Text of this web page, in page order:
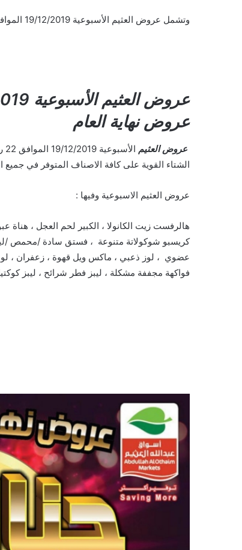
وتشمل عروض العثيم الأسبوعية 19/12/2019 الموافق 22 ربيع الاخر 1441 عروض نهاية العام على السلع والمنتجات التالية :
عروض نهاية العام
عروض العثيم
الشتاء القوية على كافة الاصناف المتوفر في جميع
عروض العثيم الاسبوعية وفيها :
هالرفست زيت الكانولا ، الكبير لحم العجل ، هناة
كريسبو شوكولاتة متنوعة ، فستق سادة /محمص /
عضوي ، لوز ذعبي ، ماكس ويل قهوة ، زعفران ،
فواكهة مجففة مشكلة ، ليبز فطر شرائح ، ليبز